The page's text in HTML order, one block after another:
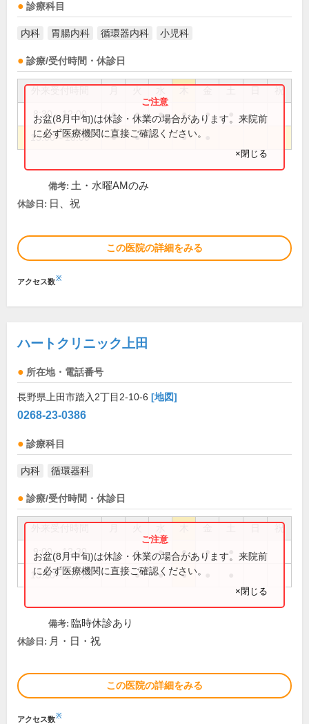
診療科目
内科 胃腸内科 循環器内科 小児科
診療/受付時間・休診日
祝
8:30～12:00 ● ● ● ● ●
15:00～18:00 ● ● ●
お盆(8月中旬)は休診・休業の場合があります。来院前
に必ず医療機関に直接ご確認ください。
×閉じる
備考: 土・水曜AMのみ
休診日: 日、祝
この医院の詳細をみる
アクセス数※
ハートクリニック上田
所在地・電話番号
長野県上田市踏入2丁目2-10-6 [地図]
0268-23-0386
診療科目
内科 循環器科
診療/受付時間・休診日
祝
9:00～12:30 ● ● ● ●
13:30～17:00 ● ● ●
お盆(8月中旬)は休診・休業の場合があります。来院前
に必ず医療機関に直接ご確認ください。
×閉じる
備考: 臨時休診あり
休診日: 月・日・祝
この医院の詳細をみる
アクセス数※